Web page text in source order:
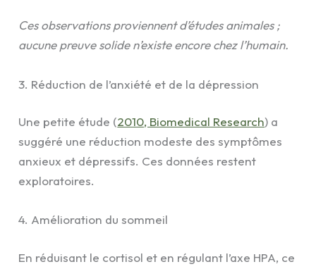
Ces observations proviennent d’études animales ;
aucune preuve solide n’existe encore chez l’humain.
3. Réduction de l’anxiété et de la dépression
Une petite étude (2010, Biomedical Research) a
suggéré une réduction modeste des symptômes
anxieux et dépressifs. Ces données restent
exploratoires.
4. Amélioration du sommeil
En réduisant le cortisol et en régulant l’axe HPA, ce